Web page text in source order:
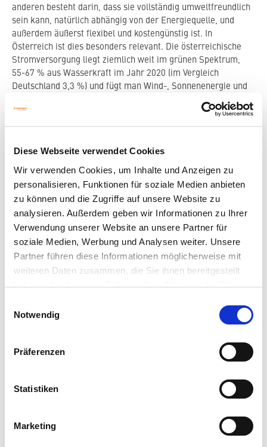
Diese Webseite verwendet Cookies
Wir verwenden Cookies, um Inhalte und Anzeigen zu
personalisieren, Funktionen für soziale Medien anbieten
zu können und die Zugriffe auf unsere Website zu
analysieren. Außerdem geben wir Informationen zu Ihrer
Verwendung unserer Website an unsere Partner für
soziale Medien, Werbung und Analysen weiter. Unsere
Partner führen diese Informationen möglicherweise mit
weiteren Daten zusammen, die Sie ihnen bereitgestellt
haben oder die sie im Rahmen Ihrer Nutzung der Dienste
Notwendig
Präferenzen
Statistiken
Marketing
anderen besteht darin, dass sie vollständig umweltfreundlich
sein kann, natürlich abhängig von der Energiequelle, und
außerdem äußerst flexibel und kostengünstig ist. In
Österreich ist dies besonders relevant. Die österreichische
Stromversorgung liegt ziemlich weit im grünen Spektrum,
55-67 % aus Wasserkraft im Jahr 2020 (im Vergleich
Deutschland 3,3 %) und fügt man Wind-, Sonnenenergie und
Biomasse hinzu sind in Österreich 85,9 % im grünen
Spektrum. Solarstrom durch private Photovoltaik-Anlagen als
Ergänzung zur Elektroheizung wird dies weiter steigern.